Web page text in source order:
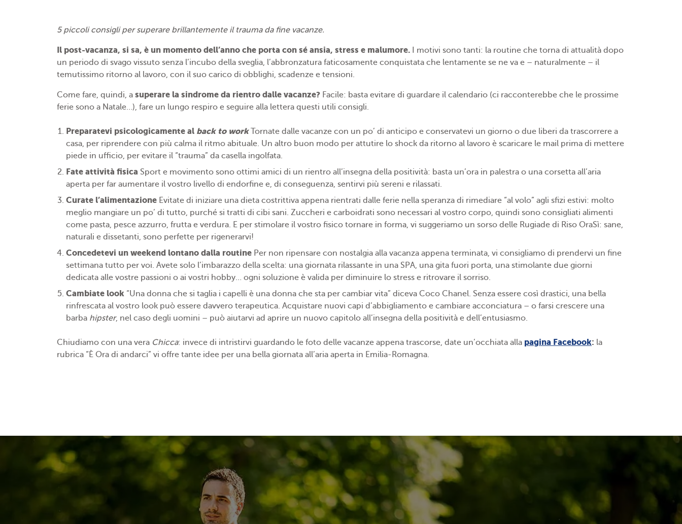
5 piccoli consigli per superare brillantemente il trauma da fine vacanze.
Il post-vacanza, si sa, è un momento dell’anno che porta con sé ansia, stress e malumore.
I motivi sono tanti: la routine che torna di attualità dopo
un periodo di svago vissuto senza l’incubo della sveglia, l’abbronzatura faticosamente conquistata che lentamente se ne va e – naturalmente – il
temutissimo ritorno al lavoro, con il suo carico di obblighi, scadenze e tensioni.
Come fare, quindi, a superare la sindrome da rientro dalle vacanze? Facile: basta evitare di guardare il calendario (ci racconterebbe che le prossime
ferie sono a Natale…), fare un lungo respiro e seguire alla lettera questi utili consigli.
Preparatevi psicologicamente al back to work Tornate dalle vacanze con un po’ di anticipo e conservatevi un giorno o due liberi da trascorrere a
casa, per riprendere con più calma il ritmo abituale. Un altro buon modo per attutire lo shock da ritorno al lavoro è scaricare le mail prima di mettere
piede in ufficio, per evitare il “trauma” da casella ingolfata.
Fate attività fisica Sport e movimento sono ottimi amici di un rientro all’insegna della positività: basta un’ora in palestra o una corsetta all’aria
aperta per far aumentare il vostro livello di endorfine e, di conseguenza, sentirvi più sereni e rilassati.
Curate l’alimentazione Evitate di iniziare una dieta costrittiva appena rientrati dalle ferie nella speranza di rimediare “al volo” agli sfizi estivi: molto
meglio mangiare un po’ di tutto, purché si tratti di cibi sani. Zuccheri e carboidrati sono necessari al vostro corpo, quindi sono consigliati alimenti
come pasta, pesce azzurro, frutta e verdura. E per stimolare il vostro fisico tornare in forma, vi suggeriamo un sorso delle Rugiade di Riso OraSì: sane,
naturali e dissetanti, sono perfette per rigenerarvi!
Concedetevi un weekend lontano dalla routine Per non ripensare con nostalgia alla vacanza appena terminata, vi consigliamo di prendervi un fine
settimana tutto per voi. Avete solo l’imbarazzo della scelta: una giornata rilassante in una SPA, una gita fuori porta, una stimolante due giorni
dedicata alle vostre passioni o ai vostri hobby… ogni soluzione è valida per diminuire lo stress e ritrovare il sorriso.
Cambiate look “Una donna che si taglia i capelli è una donna che sta per cambiar vita” diceva Coco Chanel. Senza essere così drastici, una bella
rinfrescata al vostro look può essere davvero terapeutica. Acquistare nuovi capi d’abbigliamento e cambiare acconciatura – o farsi crescere una
barba hipster, nel caso degli uomini – può aiutarvi ad aprire un nuovo capitolo all’insegna della positività e dell’entusiasmo.
Chiudiamo con una vera Chicca: invece di intristirvi guardando le foto delle vacanze appena trascorse, date un’occhiata alla pagina Facebook: la
rubrica “ È Ora di andarci” vi offre tante idee per una bella giornata all’aria aperta in Emilia-Romagna.